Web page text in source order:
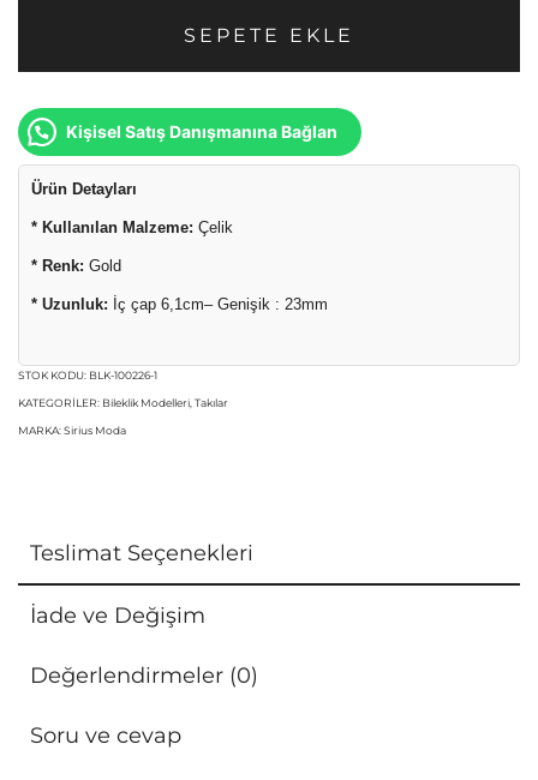
SEPETE EKLE
Kişisel Satış Danışmanına Bağlan
Ürün Detayları
* Kullanılan Malzeme: Çelik
* Renk: Gold
* Uzunluk: İç çap 6,1cm– Genişik : 23mm
STOK KODU: BLK-100226-1
KATEGORILER: Bileklik Modelleri,Takılar
MARKA:Sirius Moda
Teslimat Seçenekleri
İade ve Değişim
Değerlendirmeler (0)
Soru ve cevap